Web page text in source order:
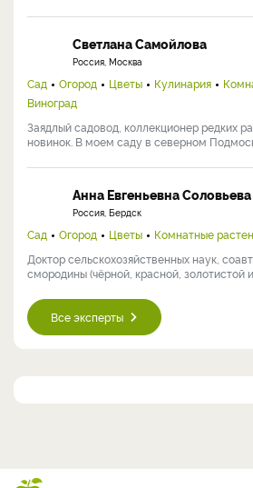
Светлана Самойлова
Россия, Москва
Сад Огород Цветы Кулинария
Виноград
Заядлый садовод, коллекционер редких
новинок. В моем саду в северном
Анна Евгеньевна Соловьева
Россия, Бердск
Сад Огород Цветы Комнатные
Доктор сельскохозяйственных наук,
смородины (чёрной, красной, золотистой
Все эксперты